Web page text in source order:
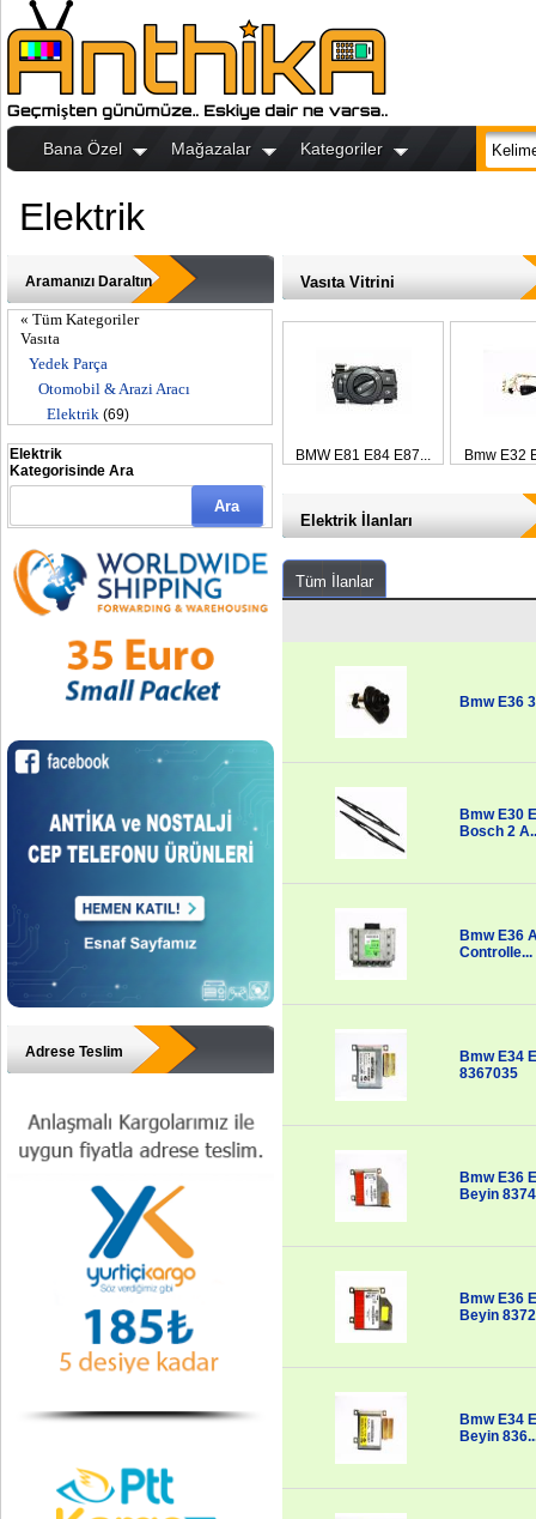
Bana Özel Mağazalar Kategoriler
Elektrik
Aramanızı Daraltın
« Tüm Kategoriler
Vasıta
Yedek Parça
Otomobil & Arazi Aracı
Elektrik (69)
Elektrik
Kategorisinde Ara
Adrese Teslim
Vasıta Vitrini
BMW E81 E84 E87... Bmw E32
Elektrik İlanları
Tüm İlanlar
Bmw E36
Bmw E30
Bosch 2
Bmw E36
Controlle...
Bmw E34
8367035
Bmw E36
Beyin
Bmw E36
Beyin
Bmw E34
Beyin